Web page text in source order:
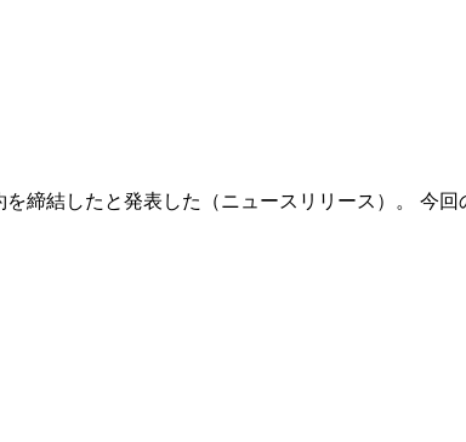
締結したと発表した（ニュースリリース）。 今